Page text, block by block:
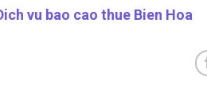
vu bao cao thue Bien Hoa